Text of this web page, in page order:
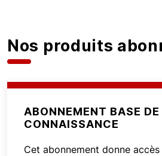
Nos produits
ABONNEMENT BASE DE
CONNAISSANCE
Cet abonnement donne